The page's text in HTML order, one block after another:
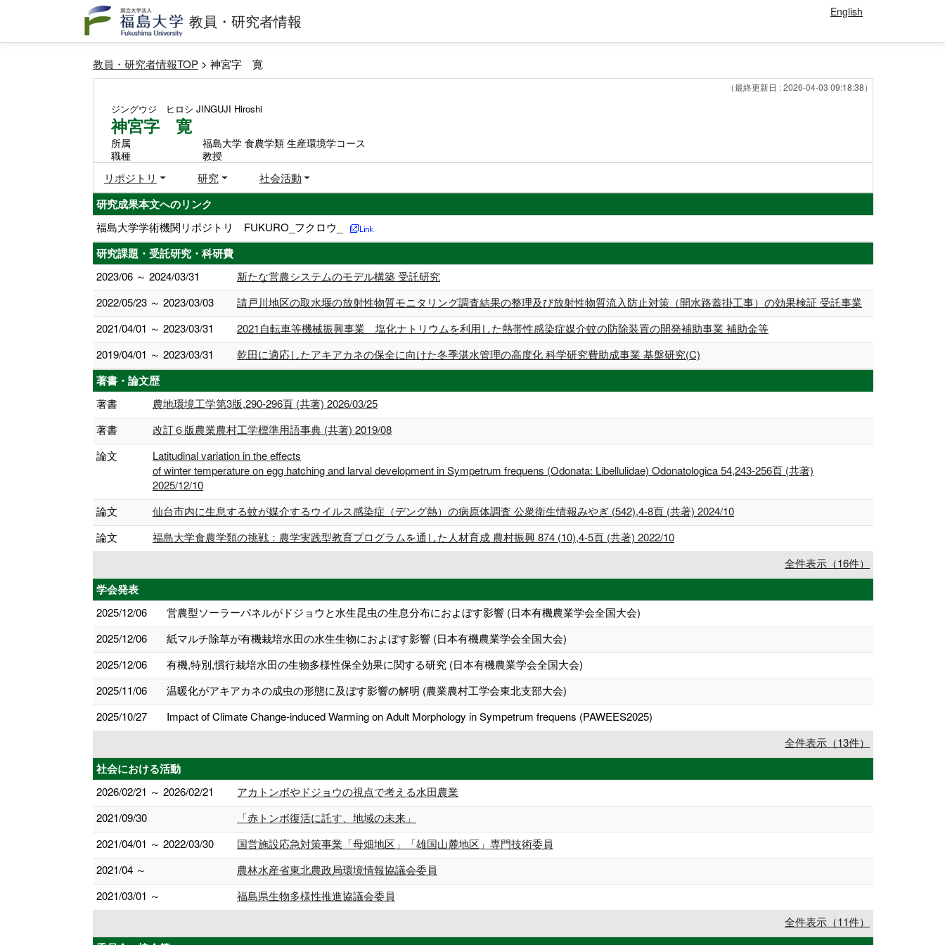
教員・研究者情報 English
教員・研究者情報TOP > 神宮字 寛
（最終更新日 : 2026-04-03 09:18:38）
ジングウジ ヒロシ JINGUJI Hiroshi
神宮字 寛
所属
福島大学 食農学類 生産環境学コース
職種
教授
リポジトリ 研究 社会活動
研究成果本文へのリンク
福島大学学術機関リポジトリ FUKURO_フクロウ_
研究課題・受託研究・科研費
2023/06 ～ 2024/03/31
新たな営農システムのモデル構築 受託研究
2022/05/23 ～ 2023/03/03
請戸川地区の取水堰の放射性物質モニタリング調査結果の整理及び放射性物質流入防止対策（開水路蓋掛工事）の効果検証 受託事業
2021/04/01 ～ 2023/03/31
2021自転車等機械振興事業 塩化ナトリウムを利用した熱帯性感染症媒介蚊の防除装置の開発補助事業 補助金等
2019/04/01 ～ 2023/03/31
乾田に適応したアキアカネの保全に向けた冬季湛水管理の高度化 科学研究費助成事業 基盤研究(C)
著書・論文歴
著書
農地環境工学第3版,290-296頁 (共著) 2026/03/25
著書
改訂６版農業農村工学標準用語事典 (共著) 2019/08
論文
Latitudinal variation in the effects
of winter temperature on egg hatching and larval development in Sympetrum frequens (Odonata: Libellulidae) Odonatologica 54,243-256頁 (共著)
2025/12/10
論文
仙台市内に生息する蚊が媒介するウイルス感染症（デング熱）の病原体調査 公衆衛生情報みやぎ (542),4-8頁 (共著) 2024/10
論文
福島大学食農学類の挑戦：農学実践型教育プログラムを通した人材育成 農村振興 874 (10),4-5頁 (共著) 2022/10
全件表示（16件）
学会発表
2025/12/06
営農型ソーラーパネルがドジョウと水生昆虫の生息分布におよぼす影響 (日本有機農業学会全国大会)
2025/12/06
紙マルチ除草が有機栽培水田の水生生物におよぼす影響 (日本有機農業学会全国大会)
2025/12/06
有機,特別,慣行栽培水田の生物多様性保全効果に関する研究 (日本有機農業学会全国大会)
2025/11/06
温暖化がアキアカネの成虫の形態に及ぼす影響の解明 (農業農村工学会東北支部大会)
2025/10/27
Impact of Climate Change-induced Warming on Adult Morphology in Sympetrum frequens (PAWEES2025)
全件表示（13件）
社会における活動
2026/02/21 ～ 2026/02/21
アカトンボやドジョウの視点で考える水田農業
2021/09/30
「赤トンボ復活に託す、地域の未来」
2021/04/01 ～ 2022/03/30
国営施設応急対策事業「母畑地区」「雄国山麓地区」専門技術委員
2021/04 ～
農林水産省東北農政局環境情報協議会委員
2021/03/01 ～
福島県生物多様性推進協議会委員
全件表示（11件）